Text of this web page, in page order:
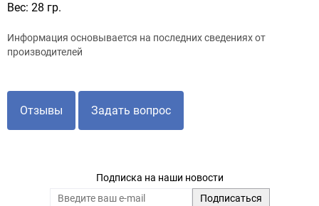
Вес: 28 гр.
Информация основывается на последних сведениях от
производителей
Отзывы Задать вопрос
Подписка на наши новости